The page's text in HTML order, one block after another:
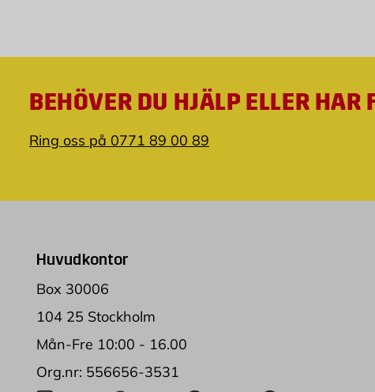
BEHÖVER DU HJÄLP ELLER HAR
Ring oss på 0771 89 00 89
Huvudkontor
Box 30006
104 25 Stockholm
Mån-Fre 10:00 - 16.00
Org.nr: 556656-3531